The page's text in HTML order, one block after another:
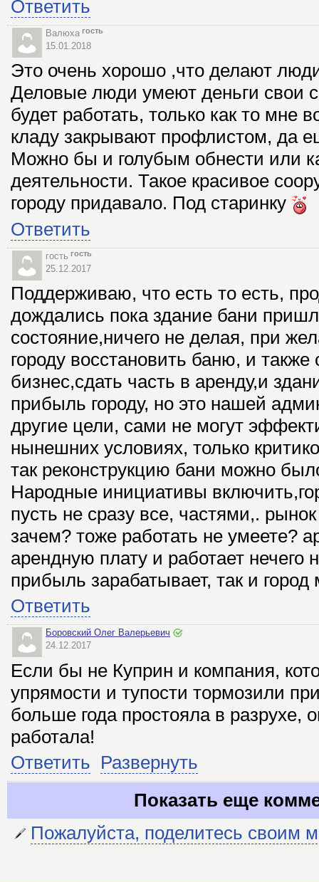
Ответить
Валюха гость
15.01.2018
Это очень хорошо ,что делают
Деловые люди умеют деньги свои
будет работать, только как то мне
кладу закрывают профлистом, да
Можно бы и голубым обнести или
деятельности. Такое красивое
городу придавало. Под старинку
Ответить
гость гость
25.12.2017
Поддерживаю, что есть то есть,
дождались пока здание бани
состояние,ничего не делая, при
городу восстановить баню, и также
бизнес,сдать часть в аренду,и
прибыль городу, но это нашей
другие цели, сами не могут
нынешних условиях, только
так реконструкцию бани можно
Народные инициативы
пусть не сразу все, частями,.
зачем? тоже работать не умеете?
арендную плату и работает нечего
прибыль зарабатывает, так и город
Ответить
Боровский Олег Валерьевич
24.12.2017
Если бы не Куприн и компания,
упрямости и тупости тормозили
больше года простояла в разрухе,
работала!
Ответить Развернуть
Показать еще
Пожалуйста, поделитесь своим